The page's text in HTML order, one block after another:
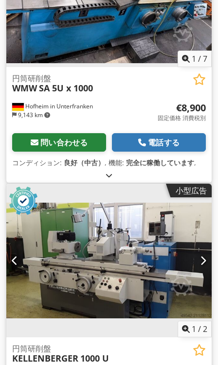
1 /7
Hofheim in Unterfranken
9,143 km
円筒研削盤
WMWSA 5U x 1000
€8,900
固定価格 消費税別
問い合わせる 電話する
コンディション: 良好（中古） , 機能: 完全に稼働しています,
小型広告
1 /2
円筒研削盤
KELLENBERGER 1000 U